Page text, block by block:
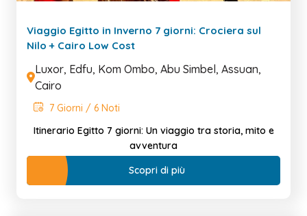
Viaggio Egitto in Inverno 7 giorni: Crociera sul
Nilo + Cairo Low Cost
Luxor, Edfu, Kom Ombo, Abu Simbel, Assuan,
Cairo
7 Giorni / 6 Noti
Itinerario Egitto 7 giorni: Un viaggio tra storia, mito e
avventura
Scopri di più